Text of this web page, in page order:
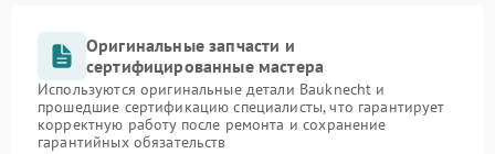
Оригинальные запчасти и
сертифицированные мастера
Используются оригинальные детали Bauknecht и
прошедшие сертификацию специалисты, что гарантирует
корректную работу после ремонта и сохранение
гарантийных обязательств